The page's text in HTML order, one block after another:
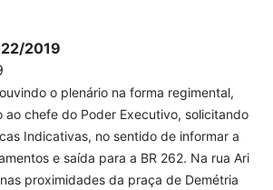
2019
o plenário na forma regimental,
chefe do Poder Executivo, solicitando
Indicativas, no sentido de informar a
e saída para a BR 262. Na rua Ari
proximidades da praça de Demétria